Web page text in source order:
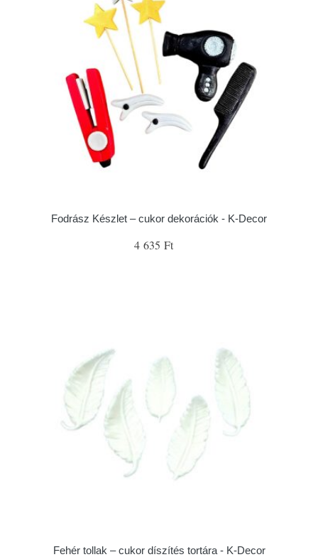
Fodrász Készlet – cukor dekorációk - K-Decor
4 635 Ft
Fehér tollak – cukor díszítés tortára - K-Decor